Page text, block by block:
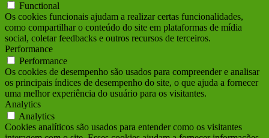
Functional
Os cookies funcionais ajudam a realizar certas funcionalidades,
como compartilhar o conteúdo do site em plataformas de mídia
social, coletar feedbacks e outros recursos de terceiros.
Performance
Performance
Os cookies de desempenho são usados para compreender e analisar
os principais índices de desempenho do site, o que ajuda a fornecer
uma melhor experiência do usuário para os visitantes.
Analytics
Analytics
Cookies analíticos são usados para entender como os visitantes